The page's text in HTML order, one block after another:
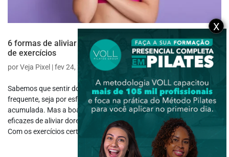
6 formas de aliviar dores musculares através da prática
de exercícios
porVeja Pixel |fev 24, 2025|Saúde e Bem-estar
Sabemos que sentir dores no corpo é algo muito comum e
frequente, seja por esforço excessivo, má postura ou tensão
acumulada. Mas a boa notícia é que existem formas simples e
eficazes de aliviar dores musculares e reduzir esse desconforto.
Com os exercícios certos, é...
X